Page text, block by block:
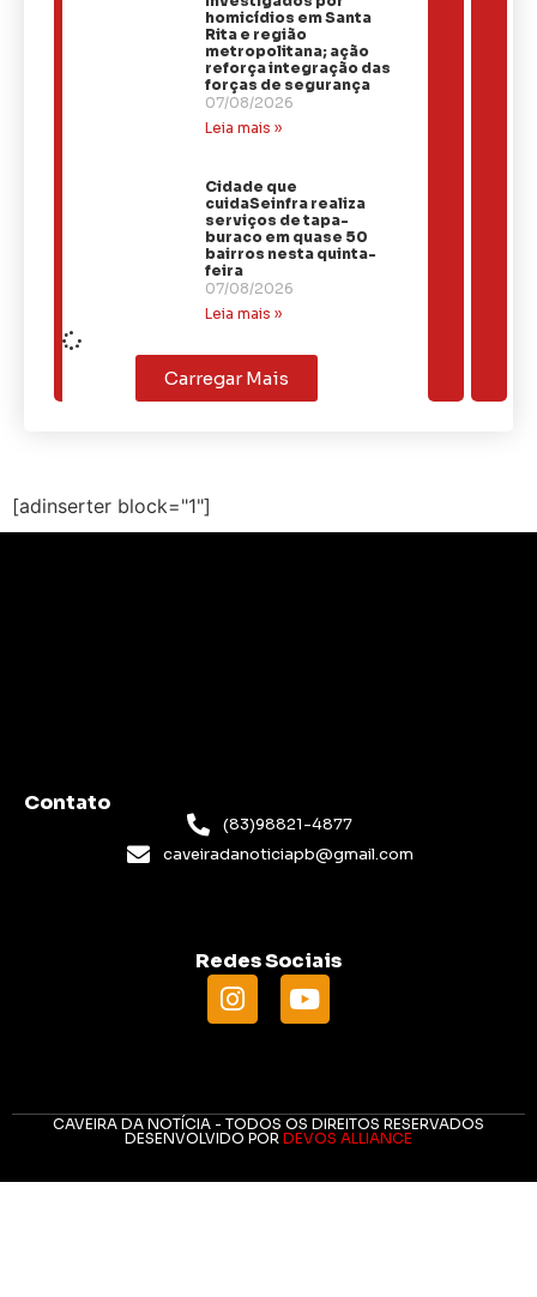
homicídios em Santa
Rita e região
metropolitana; ação
reforça integração das
forças de segurança
07/08/2026
Leia mais »
Cidade que
cuidaSeinfra realiza
serviços de tapa-
buraco em quase 50
bairros nesta quinta-
feira
07/08/2026
Leia mais »
Carregar Mais
[adinserter block="1"]
Contato
(83)98821-4877
caveiradanoticiapb@gmail.com
Redes Sociais
CAVEIRA DA NOTÍCIA - TODOS OS DIREITOS RESERVADOS
DESENVOLVIDO POR DEVOS ALLIANCE